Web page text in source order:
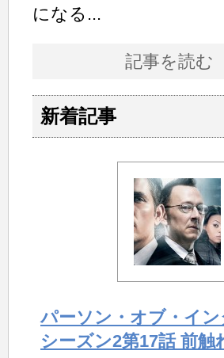
になる...
記事を読む
新着記事
パーソン・オブ・イン
シーズン2第17話 前触